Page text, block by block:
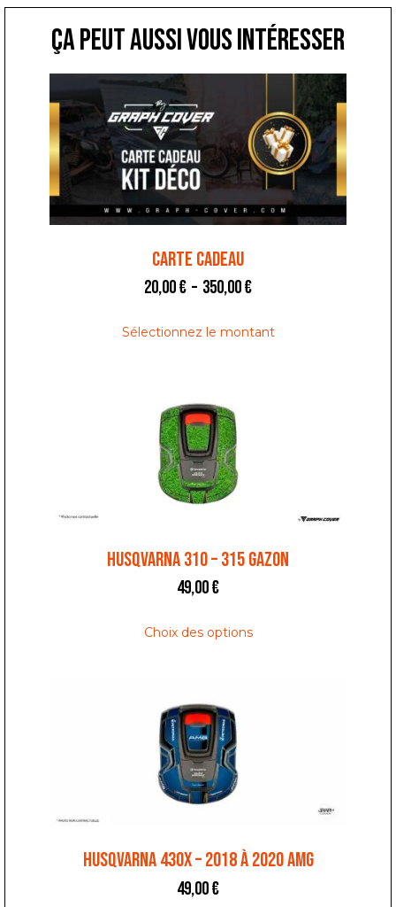
ça peut aussi vous intéresser
Carte Cadeau
20,00€ – 350,00€
Sélectionnez le montant
HUSQVARNA 310 – 315 GAZON
49,00€
Choix des options
HUSQVARNA 430X – 2018 À 2020 AMG
49,00€